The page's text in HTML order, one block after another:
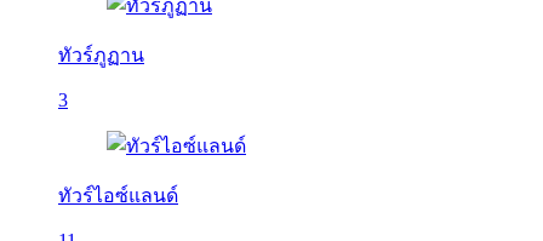
ทัวร์ภูฏาน
3
ทัวร์ไอซ์แลนด์